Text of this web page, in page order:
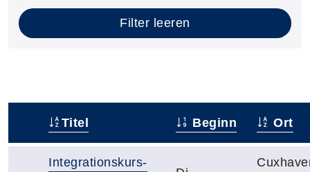
Filter leeren
Titel Beginn Ort
Integrationskurs-